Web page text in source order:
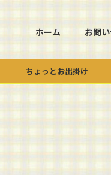
ホーム お問
ちょっとお出掛け